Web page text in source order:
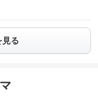
見る